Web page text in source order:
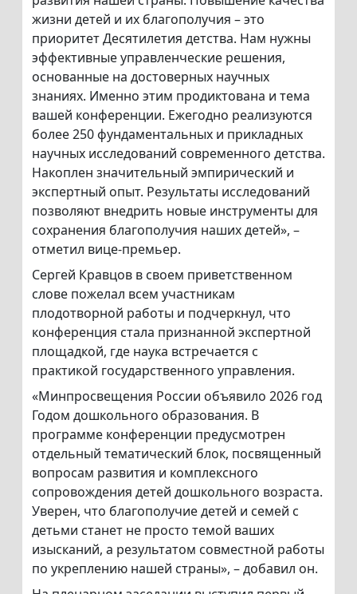
жизни детей и их благополучия – это
приоритет Десятилетия детства. Нам нужны
эффективные управленческие решения,
основанные на достоверных научных
знаниях. Именно этим продиктована и тема
вашей конференции. Ежегодно реализуются
более 250 фундаментальных и прикладных
научных исследований современного детства.
Накоплен значительный эмпирический и
экспертный опыт. Результаты исследований
позволяют внедрить новые инструменты для
сохранения благополучия наших детей», –
отметил вице-премьер.
Сергей Кравцов в своем приветственном
слове пожелал всем участникам
плодотворной работы и подчеркнул, что
конференция стала признанной экспертной
площадкой, где наука встречается с
практикой государственного управления.
«Минпросвещения России объявило 2026 год
Годом дошкольного образования. В
программе конференции предусмотрен
отдельный тематический блок, посвященный
вопросам развития и комплексного
сопровождения детей дошкольного возраста.
Уверен, что благополучие детей и семей с
детьми станет не просто темой ваших
изысканий, а результатом совместной работы
по укреплению нашей страны», – добавил он.